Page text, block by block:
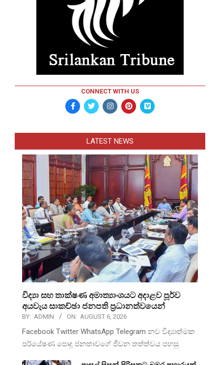
CONNECT WITH US
LATEST NEWS
විද්‍යා සහ තාක්ෂණ අමාත්‍යාංශයට අදාළව පූර්ව
අයවැය සාකච්ඡා ජනපති ප්‍රධානත්වයෙන්
BY: ADMIN ON: AUGUST 6, 2026
Facebook Twitter WhatsApp Telegram නව විද්‍යාත්මක
පර්යේෂණ පොදු ජනතාවගේ ජීවන තත්ත්වය පහසු